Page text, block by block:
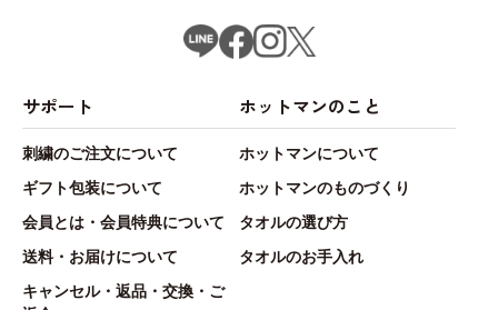
サポート
刺繍のご注文について
ギフト包装について
会員とは・会員特典について
送料・お届けについて
キャンセル・返品・交換・ご
ホットマンのこと
ホットマンについて
ホットマンのものづくり
タオルの選び方
タオルのお手入れ